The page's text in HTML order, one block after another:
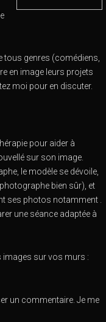
tous genres (comédiens,
en image leurs projets
moi pour en discuter.
pour aider à
sur son image.
le modèle se dévoile,
bien sûr), et
ses photos notamment .
une séance adaptée à
images sur vos murs :
un commentaire. Je me